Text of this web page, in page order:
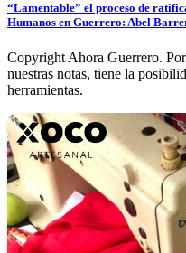
“Lamentable” el proceso de
Humanos en Guerrero: Abel
Copyright Ahora Guerrero.
nuestras notas, tiene la
herramientas.